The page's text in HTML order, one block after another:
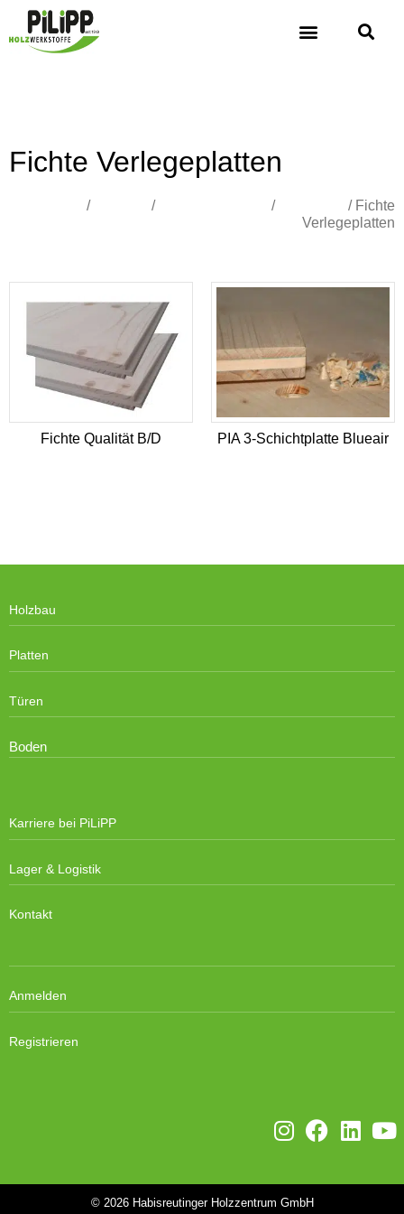
Fichte Verlegeplatten
/ / /
/ Fichte
Verlegeplatten
Fichte Qualität B/D PIA 3-Schichtplatte Blueair
Holzbau
Platten
Türen
Boden
Karriere bei PiLiPP
Lager & Logistik
Kontakt
Anmelden
Registrieren
© 2026 Habisreutinger Holzzentrum GmbH